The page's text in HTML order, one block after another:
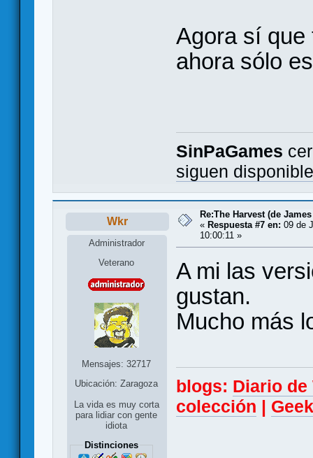
Agora sí que
ahora sólo
SinPaGames
siguen
Wkr
Administrador
Veterano
Mensajes: 32717
Ubicación: Zaragoza
La vida es muy corta
para lidiar con gente
idiota
Distinciones
Re:The Harvest (de
« Respuesta #7 en: 09 de
10:00:11 »
A mi las
gustan.
Mucho más
blogs: Diario
colección